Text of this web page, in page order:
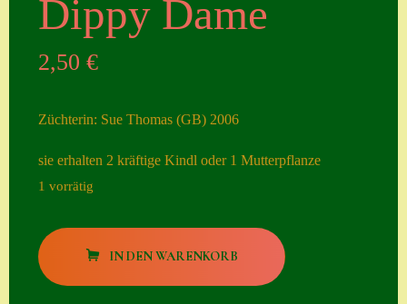
ngen
Datenschutzerklä
rung
Dippy Dame
2,50€
Züchterin: Sue Thomas (GB) 2006
sie erhalten 2 kräftige Kindl oder 1 Mutterpflanze
1 vorrätig
Dippy
Dame
IN DEN WARENKORB